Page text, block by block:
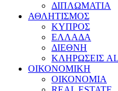
ΔΙΠΛΩΜΑΤΙΑ
ΑΘΛΗΤΙΣΜΟΣ
ΚΥΠΡΟΣ
ΕΛΛΑΔΑ
ΔΙΕΘΝΗ
ΚΛΗΡΩΣΕΙΣ
ΟΙΚΟΝΟΜΙΚΗ
ΟΙΚΟΝΟΜΙΑ